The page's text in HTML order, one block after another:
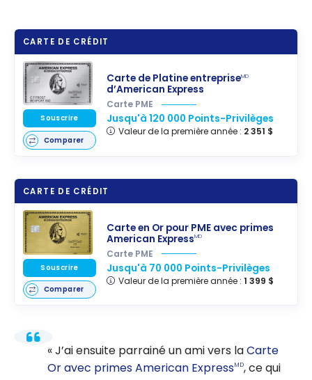
CARTE DE CRÉDIT
Carte de Platine entrepriseMD
d’American Express
Carte PME
Jusqu'à 120 000 Points-Privilèges
Valeur de la première année : 2 351 $
Souscrire
Comparer
CARTE DE CRÉDIT
Carte en Or pour PME avec primes
American ExpressMD
Carte PME
Jusqu'à 70 000 Points-Privilèges
Valeur de la première année : 1 399 $
Souscrire
Comparer
J’ai ensuite parrainé un ami vers laCarte
Or avec primes American ExpressMD, ce qui